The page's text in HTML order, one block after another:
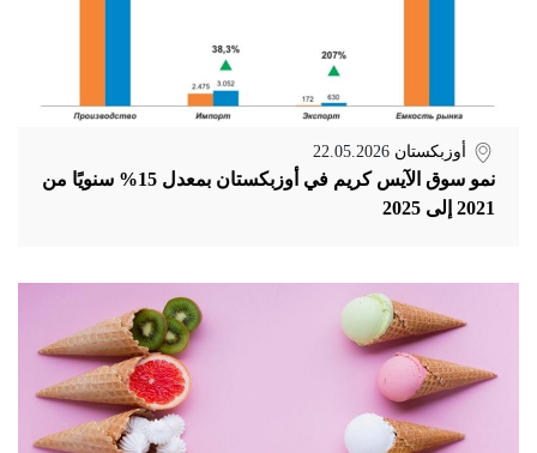
أوزبكستان 22.05.2026
نمو سوق الآيس كريم في أوزبكستان بمعدل 15% سنويًا من
2021 إلى 2025